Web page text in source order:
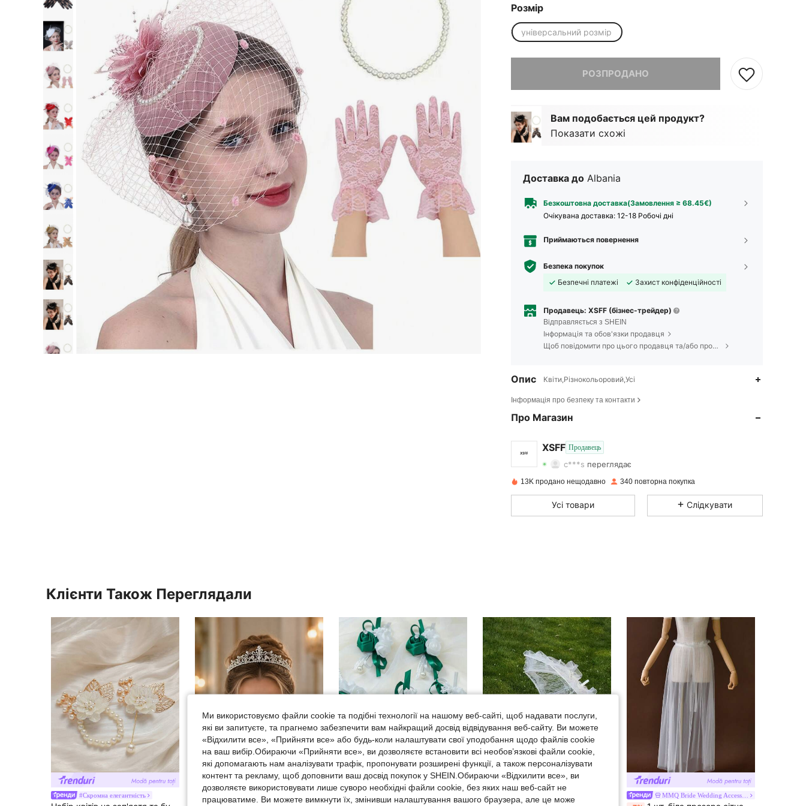
Розмір
універсальний розмір
РОЗПРОДАНО
Вам подобається цей продукт?
Показати схожі
Доставка до Albania
Безкоштовна доставка(Замовлення ≥ 68.45€)
Очікувана доставка: 12-18 Робочі дні
Приймаються повернення
Безпека покупок
Безпечні платежі
Захист конфіденційності
Продавець: XSFF (бізнес-трейдер)
Відправляється з SHEIN
Інформація та обов'язки продавця
Щоб повідомити про цього продавця та/або продукт
Опис Квіти,Різнокольоровий,Усі
Інформація про безпеку та контакти
Про Магазин
XSFF Продавець
4.74
4.74 71
c***s переглядає
4.74
4.74 71
13K продано нещодавно 340 повторна покупка
Усі товари Слідкувати
Клієнти Також Переглядали
#Скромна елегантність TiaraBloom MMQ Bride Wedding Accessories
Ми використовуємо файли cookie та подібні технології на нашому веб-сайті, щоб надавати послуги,
які ви запитуєте, та прагнемо забезпечити вам найкращий досвід відвідування веб-сайту. Ви можете
«Відхилити все», «Прийняти все» або будь-коли налаштувати свої уподобання щодо файлів cookie
на ваш вибір.Обираючи «Прийняти все», ви дозволяєте встановити всі необов’язкові файли cookie,
які допомагають нам аналізувати трафік, пропонувати розширені функції, а також персоналізувати
контент та рекламу, щоб доповнити ваш досвід покупок у SHEIN.Обираючи «Відхилити все», ви
дозволяєте використовувати лише суворо необхідні файли cookie, без яких наш веб-сайт не
працюватиме. Ви можете вимкнути їх, змінивши налаштування вашого браузера, але це може